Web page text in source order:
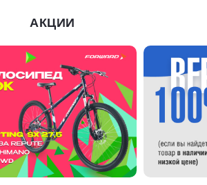
АКЦИИ